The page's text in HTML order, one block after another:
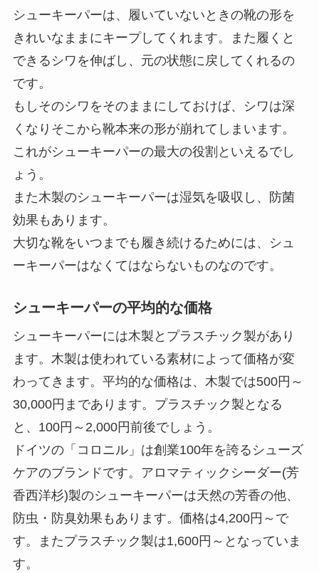
シューキーパーは、履いていないときの靴の形を
きれいなままにキープしてくれます。
また履くと
できるシワを伸ばし、元の状態に戻してくれるの
です。
もしそのシワをそのままにしておけば、シワは深
くなりそこから靴本来の形が崩れてしまいます。
これがシューキーパーの最大の役割といえるでし
ょう。
また木製のシューキーパーは湿気を吸収し、防菌
効果もあります。
大切な靴をいつまでも履き続けるためには、シュ
ーキーパーはなくてはならないものなのです。
シューキーパーの平均的な価格
シューキーパーには木製とプラスチック製があり
ます。木製は使われている素材によって価格が変
わってきます。 平均的な価格は、木製では500円～
30,000円 まであります。 プラスチック製となる
と、100円～2,000円前後でしょう。
ドイツの「コロニル」は創業100年を誇るシューズ
ケアのブランドです。アロマティックシーダー(芳
香西洋杉)製のシューキーパーは天然の芳香の他、
防虫・防臭効果もあります。価格は4,200円～で
す。またプラスチック製は1,600円～となっていま
す。